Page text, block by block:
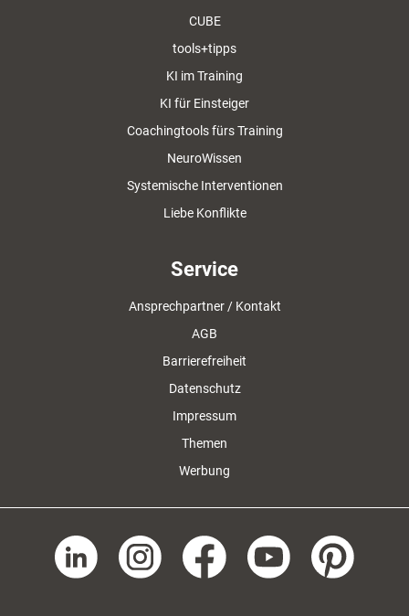
CUBE
tools+tipps
KI im Training
KI für Einsteiger
Coachingtools fürs Training
NeuroWissen
Systemische Interventionen
Liebe Konflikte
Service
Ansprechpartner / Kontakt
AGB
Barrierefreiheit
Datenschutz
Impressum
Themen
Werbung